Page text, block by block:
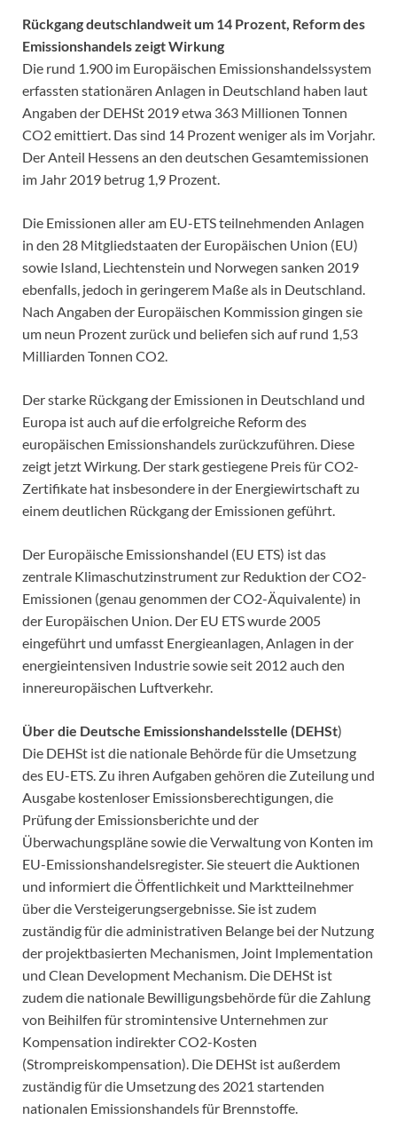
Rückgang deutschlandweit um 14 Prozent, Reform des
Emissionshandels zeigt Wirkung
Die rund 1.900 im Europäischen Emissionshandelssystem
erfassten stationären Anlagen in Deutschland haben laut
Angaben der DEHSt 2019 etwa 363 Millionen Tonnen
CO2 emittiert. Das sind 14 Prozent weniger als im Vorjahr.
Der Anteil Hessens an den deutschen Gesamtemissionen
im Jahr 2019 betrug 1,9 Prozent.
Die Emissionen aller am EU-ETS teilnehmenden Anlagen
in den 28 Mitgliedstaaten der Europäischen Union (EU)
sowie Island, Liechtenstein und Norwegen sanken 2019
ebenfalls, jedoch in geringerem Maße als in Deutschland.
Nach Angaben der Europäischen Kommission gingen sie
um neun Prozent zurück und beliefen sich auf rund 1,53
Milliarden Tonnen CO2.
Der starke Rückgang der Emissionen in Deutschland und
Europa ist auch auf die erfolgreiche Reform des
europäischen Emissionshandels zurückzuführen. Diese
zeigt jetzt Wirkung. Der stark gestiegene Preis für CO2-
Zertifikate hat insbesondere in der Energiewirtschaft zu
einem deutlichen Rückgang der Emissionen geführt.
Der Europäische Emissionshandel (EU ETS) ist das
zentrale Klimaschutzinstrument zur Reduktion der CO2-
Emissionen (genau genommen der CO2-Äquivalente) in
der Europäischen Union. Der EU ETS wurde 2005
eingeführt und umfasst Energieanlagen, Anlagen in der
energieintensiven Industrie sowie seit 2012 auch den
innereuropäischen Luftverkehr.
Über die Deutsche Emissionshandelsstelle (DEHSt)
Die DEHSt ist die nationale Behörde für die Umsetzung
des EU-ETS. Zu ihren Aufgaben gehören die Zuteilung und
Ausgabe kostenloser Emissionsberechtigungen, die
Prüfung der Emissionsberichte und der
Überwachungspläne sowie die Verwaltung von Konten im
EU-Emissionshandelsregister. Sie steuert die Auktionen
und informiert die Öffentlichkeit und Marktteilnehmer
über die Versteigerungsergebnisse. Sie ist zudem
zuständig für die administrativen Belange bei der Nutzung
der projektbasierten Mechanismen, Joint Implementation
und Clean Development Mechanism. Die DEHSt ist
zudem die nationale Bewilligungsbehörde für die Zahlung
von Beihilfen für stromintensive Unternehmen zur
Kompensation indirekter CO2-Kosten
(Strompreiskompensation). Die DEHSt ist außerdem
zuständig für die Umsetzung des 2021 startenden
nationalen Emissionshandels für Brennstoffe.